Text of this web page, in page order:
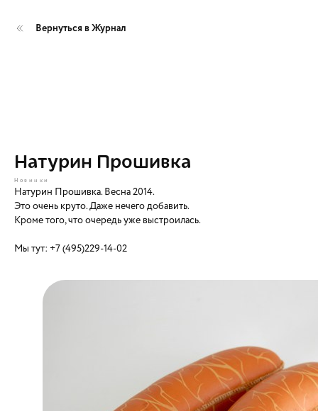
Вернуться в Журнал
Натурин Прошивка
Новинки
Натурин Прошивка. Весна 2014.
Это очень круто. Даже нечего добавить.
Кроме того, что очередь уже выстроилась.
Мы тут: +7 (495)229-14-02